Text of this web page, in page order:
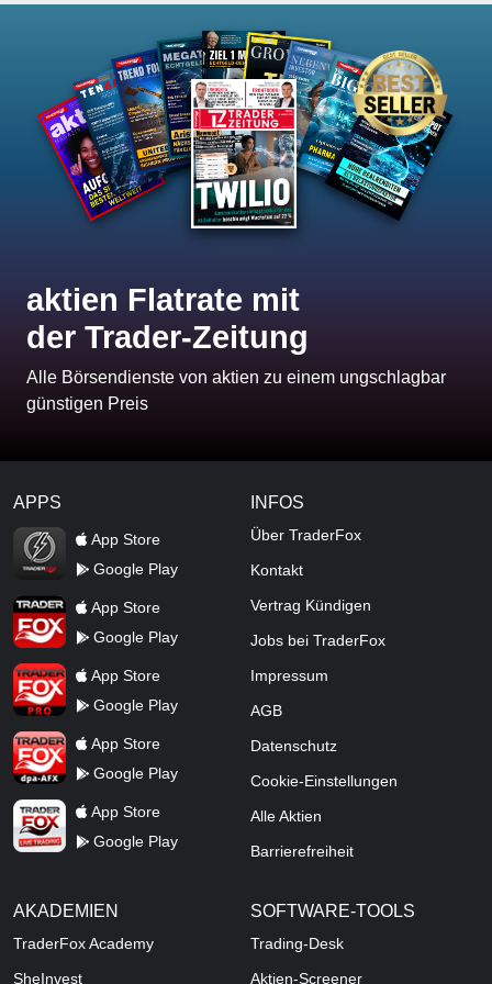
aktien Flatrate mit
der Trader-Zeitung
Alle Börsendienste von aktien zu einem ungschlagbar
günstigen Preis
APPS
TraderFox Flash
App Store
Google Play
TraderFox AppApp Store
Google Play
TraderFox ProApp Store
Google Play
TraderFox dpa-AFX ProFeed
App Store
Google Play
TraderFox Live Trading
App Store
Google Play
INFOS
Über TraderFox
Kontakt
Vertrag Kündigen
Jobs bei TraderFox
Impressum
AGB
Datenschutz
Cookie-Einstellungen
Alle Aktien
Barrierefreiheit
AKADEMIEN
TraderFox Academy
SheInvest
SOFTWARE-TOOLS
Trading-Desk
Aktien-Screener